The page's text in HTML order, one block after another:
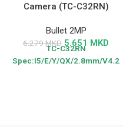
Camera (TC-C32RN)
Bullet 2MP
6.279MKD 5.651 MKD
TC-C32RN
Spec:I5/E/Y/QX/2.8mm/V4.2